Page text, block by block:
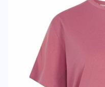
adi365 Running
Vorname
Vorname
Überschrift
Überschrift